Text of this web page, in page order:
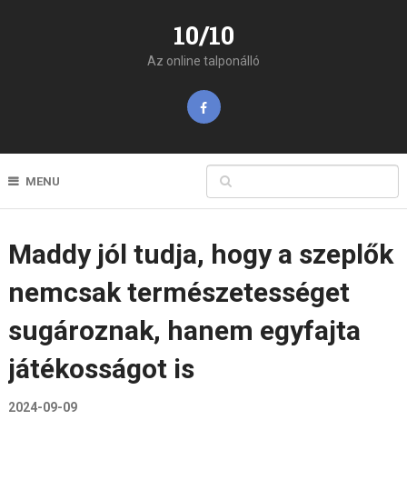
10/10
Az online talponálló
MENU
Maddy jól tudja, hogy a szeplők
nemcsak természetességet
sugároznak, hanem egyfajta
játékosságot is
2024-09-09